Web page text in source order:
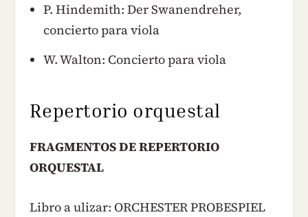
P. Hindemith: Der Swanendreher,
concierto para viola
W. Walton: Concierto para viola
Repertorio orquestal
FRAGMENTOS DE REPERTORIO
ORQUESTAL
Libro a ulizar: ORCHESTER PROBESPIEL